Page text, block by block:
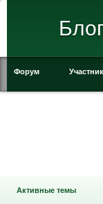
Форум
Активные темы